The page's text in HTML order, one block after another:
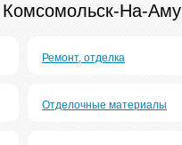
Комсомольск-На-
Ремонт, отделка
Отделочные материалы